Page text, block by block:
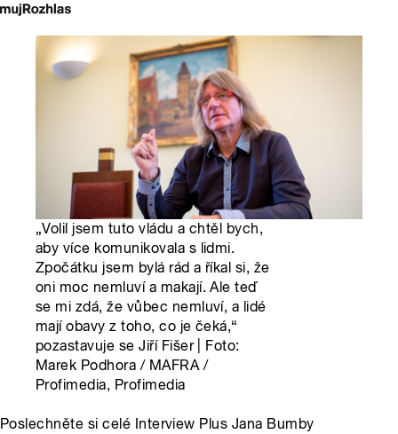
„Volil jsem tuto vládu a chtěl bych,
aby více komunikovala s lidmi.
Zpočátku jsem bylá rád a říkal si, že
oni moc nemluví a makají. Ale teď
se mi zdá, že vůbec nemluví, a lidé
mají obavy z toho, co je čeká,“
pozastavuje se Jiří Fišer | Foto:
Marek Podhora / MAFRA /
Profimedia, Profimedia
Poslechněte si celé Interview Plus Jana Bumby